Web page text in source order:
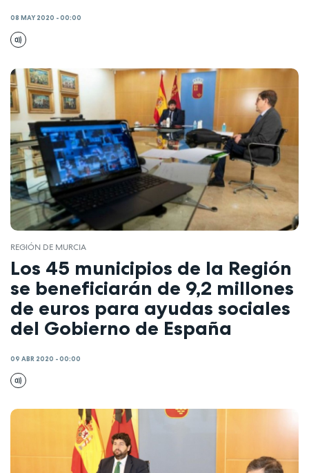
08 MAY 2020 - 00:00
REGIÓN DE MURCIA
Los 45 municipios de la Región
se beneficiarán de 9,2 millones
de euros para ayudas sociales
del Gobierno de España
09 ABR 2020 - 00:00